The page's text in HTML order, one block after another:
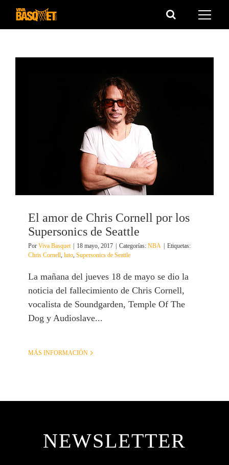
Saltar
El amor de Chris Cornell por los
Supersonics de Seattle
Por Viva Basquet 18 mayo, 2017 Categorías: NBA
Etiquetas:
Chris Cornell, luto, Supersonics de Seattle
La mañana del jueves 18 de mayo se dio la
noticia del fallecimiento de Chris Cornell,
vocalista de Soundgarden, Temple Of The
Dog y Audioslave...
MÁS INFORMACIÓN
NEWSLETTER